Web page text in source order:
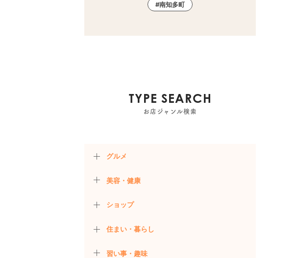
南知多町
TYPE SEARCH
お店ジャンル検索
グルメ
美容・健康
ショップ
住まい・暮らし
習い事・趣味